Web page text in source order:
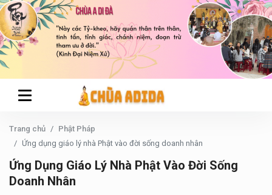
Trang chủ
Phật Pháp
Ứng dụng giáo lý nhà Phật vào đời sống doanh nhân
Ứng Dụng Giáo Lý Nhà Phật Vào Đời Sống
Doanh Nhân